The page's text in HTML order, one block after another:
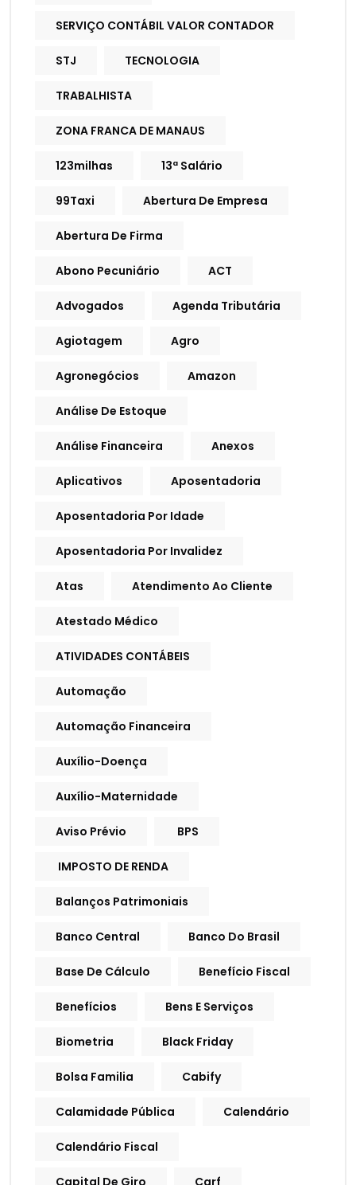
SERVIÇO CONTÁBIL VALOR CONTADOR
STJ TECNOLOGIA
TRABALHISTA
ZONA FRANCA DE MANAUS
123milhas 13ª Salário
99Taxi Abertura De Empresa
Abertura De Firma
Abono Pecuniário ACT
Advogados Agenda Tributária
Agiotagem Agro
Agronegócios Amazon
Análise De Estoque
Análise Financeira Anexos
Aplicativos Aposentadoria
Aposentadoria Por Idade
Aposentadoria Por Invalidez
Atas Atendimento Ao Cliente
Atestado Médico
ATIVIDADES CONTÁBEIS
Automação
Automação Financeira
Auxílio-Doença
Auxílio-Maternidade
Aviso Prévio BPS
IMPOSTO DE RENDA
Balanços Patrimoniais
Banco Central Banco Do Brasil
Base De Cálculo Benefício Fiscal
Benefícios Bens E Serviços
Biometria Black Friday
Bolsa Familia Cabify
Calamidade Pública Calendário
Calendário Fiscal